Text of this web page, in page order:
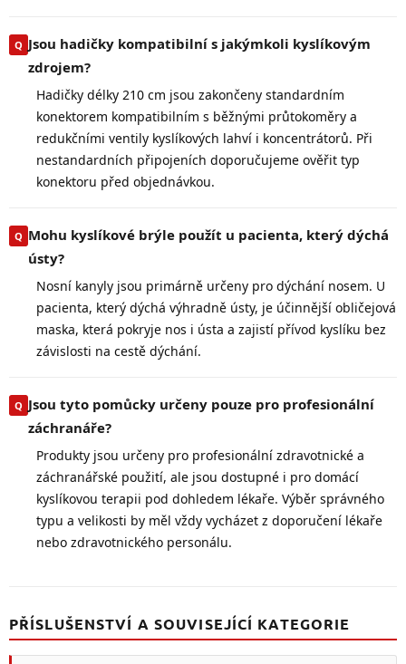
Jsou hadičky kompatibilní s jakýmkoli kyslíkovým
zdrojem?
Hadičky délky 210 cm jsou zakončeny standardním
konektorem kompatibilním s běžnými průtokoměry a
redukčními ventily kyslíkových lahví i koncentrátorů. Při
nestandardních připojeních doporučujeme ověřit typ
konektoru před objednávkou.
Mohu kyslíkové brýle použít u pacienta, který dýchá
ústy?
Nosní kanyly jsou primárně určeny pro dýchání nosem. U
pacienta, který dýchá výhradně ústy, je účinnější obličejová
maska, která pokryje nos i ústa a zajistí přívod kyslíku bez
závislosti na cestě dýchání.
Jsou tyto pomůcky určeny pouze pro profesionální
záchranáře?
Produkty jsou určeny pro profesionální zdravotnické a
záchranářské použití, ale jsou dostupné i pro domácí
kyslíkovou terapii pod dohledem lékaře. Výběr správného
typu a velikosti by měl vždy vycházet z doporučení lékaře
nebo zdravotnického personálu.
PŘÍSLUŠENSTVÍ A SOUVISEJÍCÍ KATEGORIE